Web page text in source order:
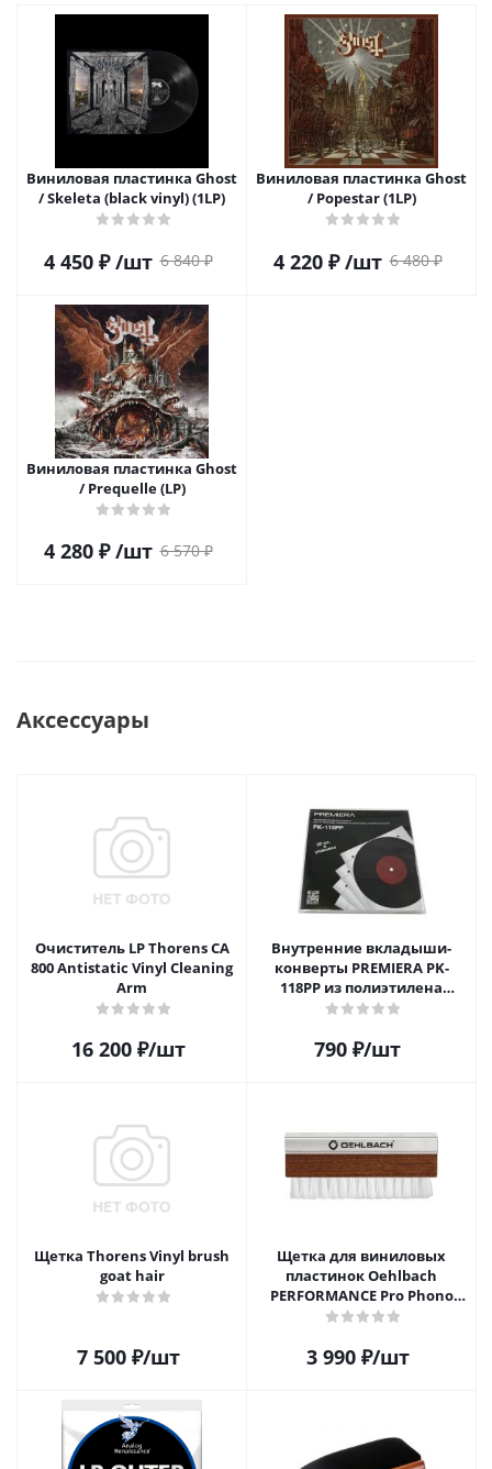
Виниловая пластинка Ghost
/ Skeleta (black vinyl) (1LP)
4 450₽ /шт 6 840₽
Виниловая пластинка Ghost
/ Popestar (1LP)
4 220₽ /шт 6 480₽
Виниловая пластинка Ghost
/ Prequelle (LP)
4 280₽ /шт 6 570₽
Аксессуары
Очиститель LP Thorens CA
800 Antistatic Vinyl Cleaning
Arm
16 200₽/шт
Внутренние вкладыши-
конверты PREMIERA PK-
118PP из полиэтилена
высокой плотности для 12"
шт.
790 ₽/шт
Щетка Thorens Vinyl brush
goat hair
7 500₽/шт
Щетка для виниловых
пластинок Oehlbach
PERFORMANCE Pro Phono
Brush, Record Brush,
3 990₽/шт